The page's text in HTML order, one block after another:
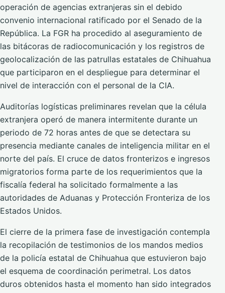
operación de agencias extranjeras sin el debido
convenio internacional ratificado por el Senado de la
República. La FGR ha procedido al aseguramiento de
las bitácoras de radiocomunicación y los registros de
geolocalización de las patrullas estatales de Chihuahua
que participaron en el despliegue para determinar el
nivel de interacción con el personal de la CIA.
Auditorías logísticas preliminares revelan que la célula
extranjera operó de manera intermitente durante un
periodo de 72 horas antes de que se detectara su
presencia mediante canales de inteligencia militar en el
norte del país. El cruce de datos fronterizos e ingresos
migratorios forma parte de los requerimientos que la
fiscalía federal ha solicitado formalmente a las
autoridades de Aduanas y Protección Fronteriza de los
Estados Unidos.
El cierre de la primera fase de investigación contempla
la recopilación de testimonios de los mandos medios
de la policía estatal de Chihuahua que estuvieron bajo
el esquema de coordinación perimetral. Los datos
duros obtenidos hasta el momento han sido integrados